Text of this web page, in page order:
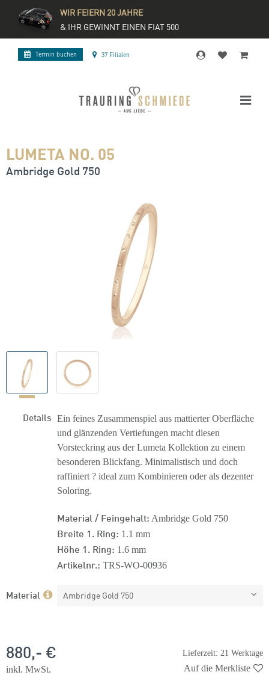
WIR FEIERN 20 JAHRE
& IHR GEWINNT EINEN FIAT 500
Termin buchen 37 Filialen
LUMETA NO. 05
Ambridge Gold 750
Details Ein feines Zusammenspiel aus mattierter Oberfläche
und glänzenden Vertiefungen macht diesen
Vorsteckring aus der Lumeta Kollektion zu einem
besonderen Blickfang. Minimalistisch und doch
raffiniert ? ideal zum Kombinieren oder als dezenter
Soloring.
Material / Feingehalt: Ambridge Gold 750
Breite 1. Ring: 1.1 mm
Höhe 1. Ring: 1.6 mm
Artikelnr.: TRS-WO-00936
Material Ambridge Gold 750
Lieferzeit: 21 Werktage
880,- €
inkl. MwSt.
Auf die Merkliste